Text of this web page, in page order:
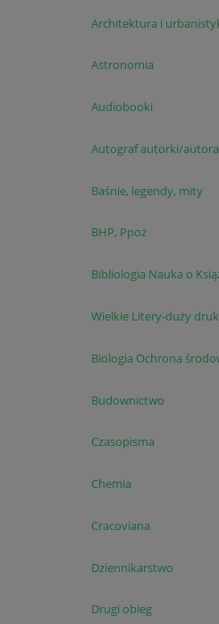
Architektura i
Astronomia
Audiobooki
Autograf autorki/autora
Baśnie, legendy, mity
BHP, Ppoż
Bibliologia Nauka o
Wielkie Litery-duży druk
Biologia Ochrona
Budownictwo
Czasopisma
Chemia
Cracoviana
Dziennikarstwo
Drugi obieg